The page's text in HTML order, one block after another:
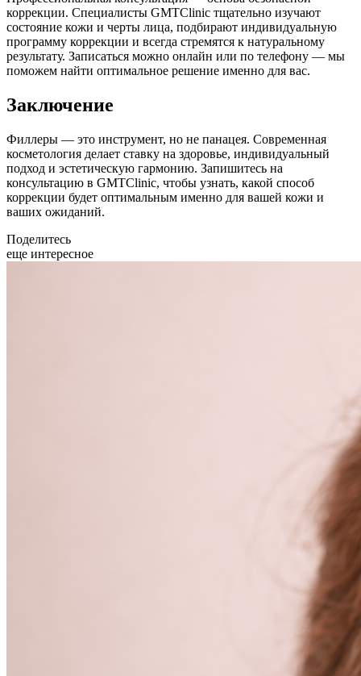
коррекции. Специалисты GMTClinic тщательно изучают
состояние кожи и черты лица, подбирают индивидуальную
программу коррекции и всегда стремятся к натуральному
результату. Записаться можно онлайн или по телефону — мы
поможем найти оптимальное решение именно для вас.
Заключение
Филлеры — это инструмент, но не панацея. Современная
косметология делает ставку на здоровье, индивидуальный
подход и эстетическую гармонию. Запишитесь на
консультацию в GMTClinic, чтобы узнать, какой способ
коррекции будет оптимальным именно для вашей кожи и
ваших ожиданий.
Поделитесь
еще интересное